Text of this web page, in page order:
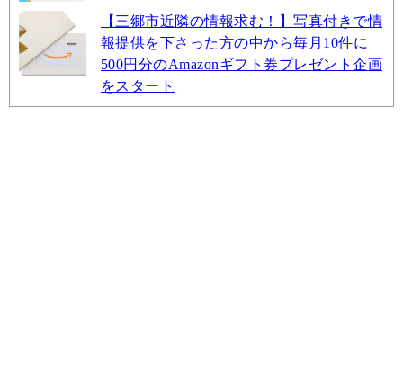
【三郷市近隣の情報求む！】写真付きで情
報提供を下さった方の中から毎月10件に
500円分のAmazonギフト券プレゼント企画
をスタート